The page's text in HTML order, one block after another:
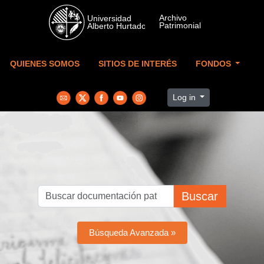
Skip to main content
QUIENES SOMOS SITIOS DE INTERÉS FONDOS
Log in
Buscar
Búsqueda Avanzada »